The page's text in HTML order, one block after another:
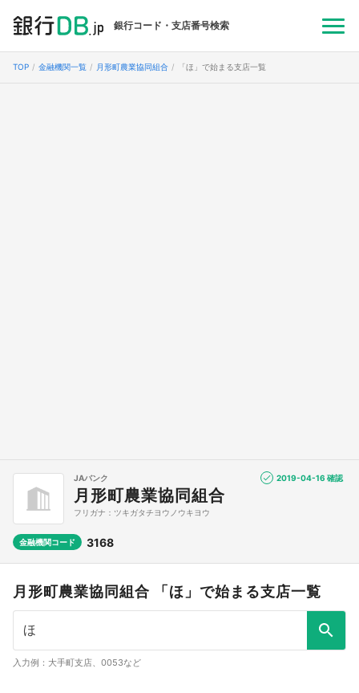
銀行コード・支店番号検索
TOP 金融機関一覧 月形町農業協同組合 「ほ」で始まる支店一覧
JAバンク
月形町農業協同組合
フリガナ：ツキガタチヨウノウキヨウ
金融機関コード 3168
2019-04-16 確認
月形町農業協同組合 「ほ」で始まる支店一覧
入力例：大手町支店、0053など